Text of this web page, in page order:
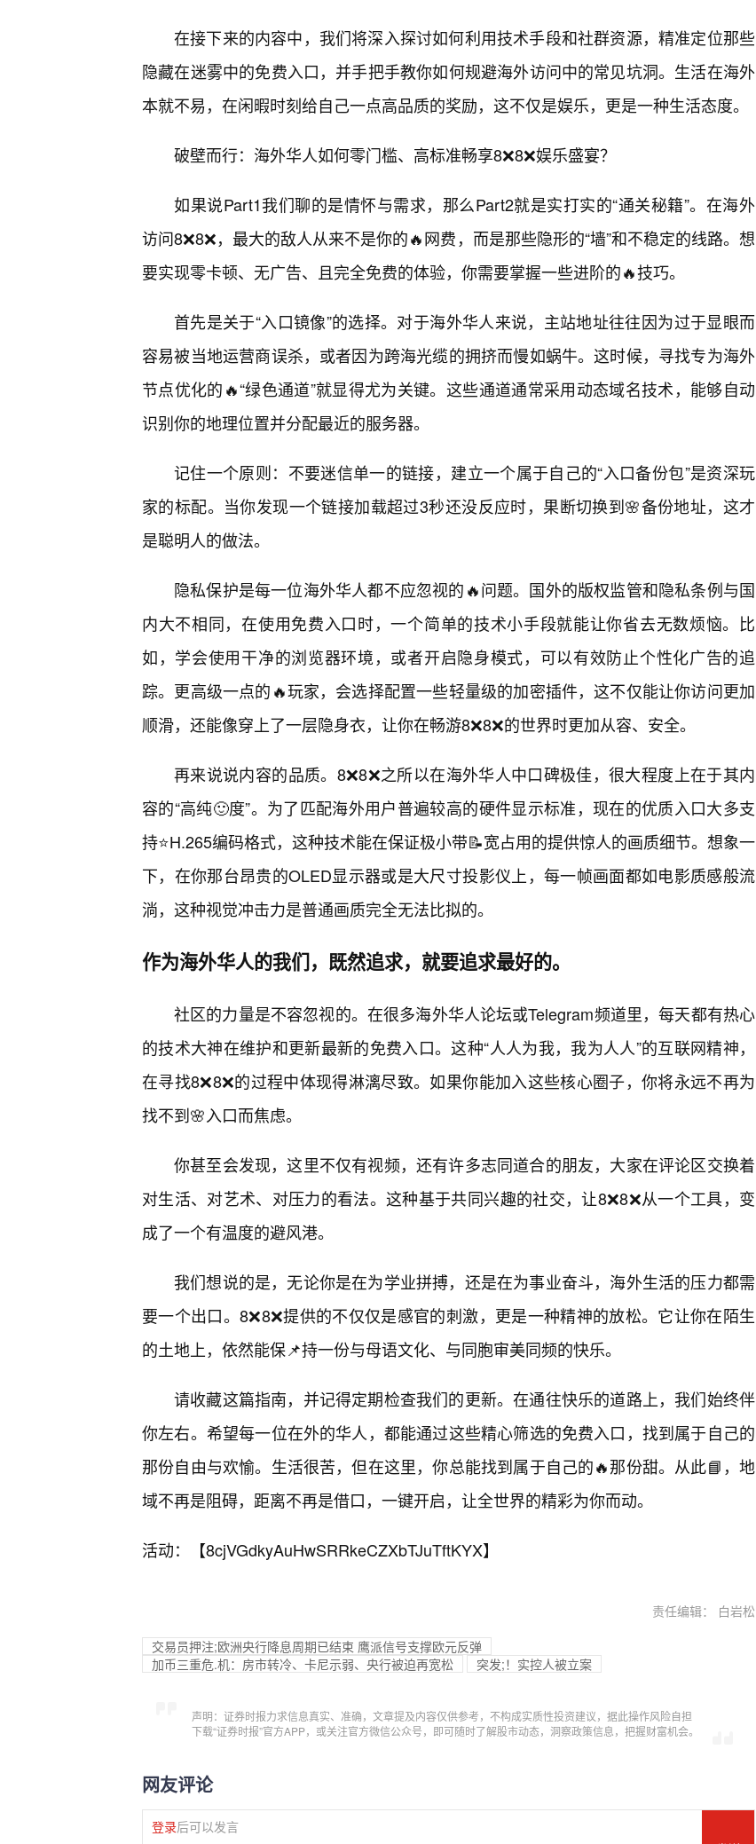
在接下来的内容中，我们将深入探讨如何利用技术手段和社群资源，精准定位那些
隐藏在迷雾中的免费入口，并手把手教你如何规避海外访问中的常见坑洞。生活在海外
本就不易，在闲暇时刻给自己一点高品质的奖励，这不仅是娱乐，更是一种生活态度。
破壁而行：海外华人如何零门槛、高标准畅享8❌8❌娱乐盛宴？
如果说Part1我们聊的是情怀与需求，那么Part2就是实打实的“通关秘籍”。在海外
访问8❌8❌，最大的敌人从来不是你的🔥网费，而是那些隐形的“墙”和不稳定的线路。想
要实现零卡顿、无广告、且完全免费的体验，你需要掌握一些进阶的🔥技巧。
首先是关于“入口镜像”的选择。对于海外华人来说，主站地址往往因为过于显眼而
容易被当地运营商误杀，或者因为跨海光缆的拥挤而慢如蜗牛。这时候，寻找专为海外
节点优化的🔥“绿色通道”就显得尤为关键。这些通道通常采用动态域名技术，能够自动
识别你的地理位置并分配最近的服务器。
记住一个原则：不要迷信单一的链接，建立一个属于自己的“入口备份包”是资深玩
家的标配。当你发现一个链接加载超过3秒还没反应时，果断切换到🌸备份地址，这才
是聪明人的做法。
隐私保护是每一位海外华人都不应忽视的🔥问题。国外的版权监管和隐私条例与国
内大不相同，在使用免费入口时，一个简单的技术小手段就能让你省去无数烦恼。比
如，学会使用干净的浏览器环境，或者开启隐身模式，可以有效防止个性化广告的追
踪。更高级一点的🔥玩家，会选择配置一些轻量级的加密插件，这不仅能让你访问更加
顺滑，还能像穿上了一层隐身衣，让你在畅游8❌8❌的世界时更加从容、安全。
再来说说内容的品质。8❌8❌之所以在海外华人中口碑极佳，很大程度上在于其内
容的“高纯🙂度”。为了匹配海外用户普遍较高的硬件显示标准，现在的优质入口大多支
持⭐H.265编码格式，这种技术能在保证极小带📝宽占用的提供惊人的画质细节。想象一
下，在你那台昂贵的OLED显示器或是大尺寸投影仪上，每一帧画面都如电影质感般流
淌，这种视觉冲击力是普通画质完全无法比拟的。
作为海外华人的我们，既然追求，就要追求最好的。
社区的力量是不容忽视的。在很多海外华人论坛或Telegram频道里，每天都有热心
的技术大神在维护和更新最新的免费入口。这种“人人为我，我为人人”的互联网精神，
在寻找8❌8❌的过程中体现得淋漓尽致。如果你能加入这些核心圈子，你将永远不再为
找不到🌸入口而焦虑。
你甚至会发现，这里不仅有视频，还有许多志同道合的朋友，大家在评论区交换着
对生活、对艺术、对压力的看法。这种基于共同兴趣的社交，让8❌8❌从一个工具，变
成了一个有温度的避风港。
我们想说的是，无论你是在为学业拼搏，还是在为事业奋斗，海外生活的压力都需
要一个出口。8❌8❌提供的不仅仅是感官的刺激，更是一种精神的放松。它让你在陌生
的土地上，依然能保📌持一份与母语文化、与同胞审美同频的快乐。
请收藏这篇指南，并记得定期检查我们的更新。在通往快乐的道路上，我们始终伴
你左右。希望每一位在外的华人，都能通过这些精心筛选的免费入口，找到属于自己的
那份自由与欢愉。生活很苦，但在这里，你总能找到属于自己的🔥那份甜。从此📘，地
域不再是阻碍，距离不再是借口，一键开启，让全世界的精彩为你而动。
活动：【8cjVGdkyAuHwSRRkeCZXbTJuTftKYX】
责任编辑： 白岩松
交易员押注;欧洲央行降息周期已结束 鹰派信号支撑欧元反弹
加币三重危.机：房市转冷、卡尼示弱、央行被迫再宽松
突发;！实控人被立案
声明：证券时报力求信息真实、准确，文章提及内容仅供参考，不构成实质性投资建议，据此操作风险自担
下载“证券时报”官方APP，或关注官方微信公众号，即可随时了解股市动态，洞察政策信息，把握财富机会。
网友评论
登录后可以发言